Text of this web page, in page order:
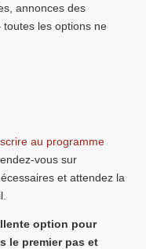
annonces des
les options ne
au programme
vous sur
et attendez la
option pour
le premier pas et